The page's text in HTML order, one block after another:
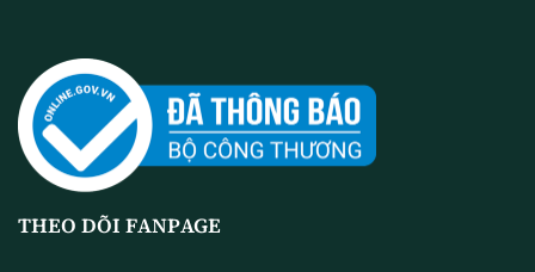
THEO DÕI FANPAGE